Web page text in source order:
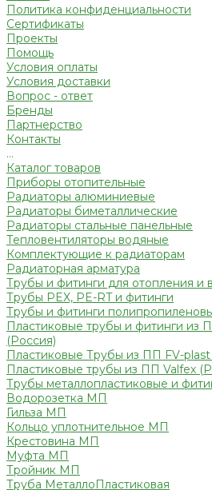
Политика конфиденциальности
Сертификаты
Проекты
Помощь
Условия оплаты
Условия доставки
Вопрос - ответ
Бренды
Партнерство
Контакты
...
Каталог товаров
Приборы отопительные
Радиаторы алюминиевые
Радиаторы биметаллические
Радиаторы стальные панельные
Тепловентиляторы водяные
Комплектующие к радиаторам
Радиаторная арматура
Трубы и фитинги для отопления и
Трубы PEX, PE-RT и фитинги
Трубы и фитинги
Пластиковые трубы и фитинги из
(Россия)
Пластиковые Трубы из ПП FV-plast
Пластиковые трубы из ПП Valfex
Трубы металлопластиковые и
Водорозетка МП
Гильза МП
Кольцо уплотнительное МП
Крестовина МП
Муфта МП
Тройник МП
Труба МеталлоПластиковая